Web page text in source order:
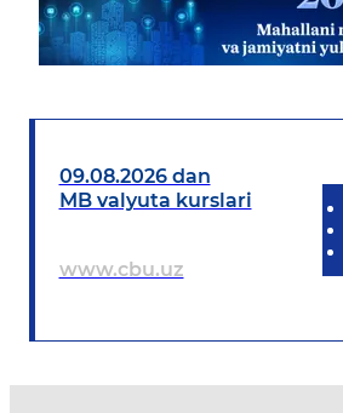
09.08.2026 dan
MB valyuta kurslari
www.cbu.uz